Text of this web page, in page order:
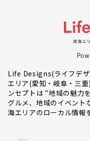
Life Designs(ライフデ
エリア(愛知・岐阜・三
ンセプトは “地域の魅力
グルメ、地域のイベント
海エリアのローカル情報